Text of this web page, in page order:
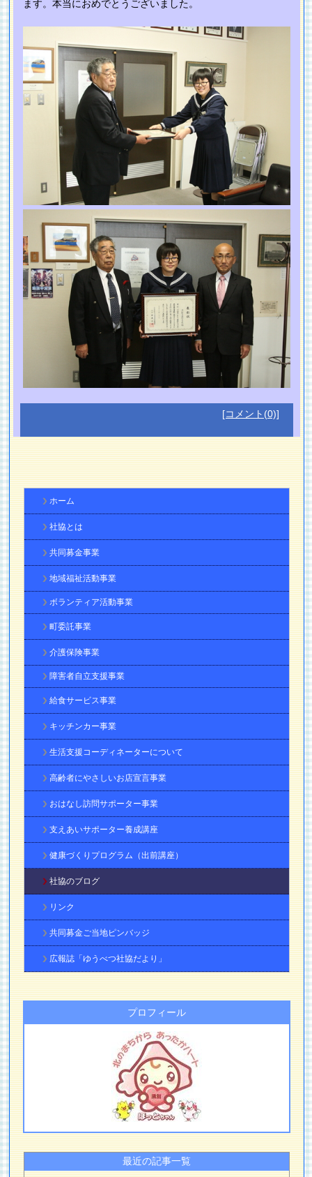
ます。本当におめでとうございました。
[コメント(0)]
ホーム
社協とは
共同募金事業
地域福祉活動事業
ボランティア活動事業
町委託事業
介護保険事業
障害者自立支援事業
給食サービス事業
キッチンカー事業
生活支援コーディネーターについて
高齢者にやさしいお店宣言事業
おはなし訪問サポーター事業
支えあいサポーター養成講座
健康づくりプログラム（出前講座）
社協のブログ
リンク
共同募金ご当地ピンバッジ
広報誌「ゆうべつ社協だより」
プロフィール
最近の記事一覧